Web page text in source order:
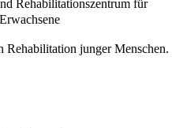
Rehabilitationszentrum für
Rehabilitation junger Menschen.